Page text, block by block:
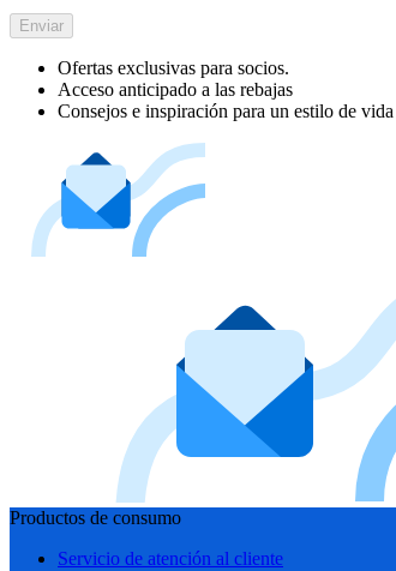
Enviar
Ofertas exclusivas para socios.
Acceso anticipado a las rebajas
Consejos e inspiración para un estilo de
Productos de consumo
Servicio de atención al cliente